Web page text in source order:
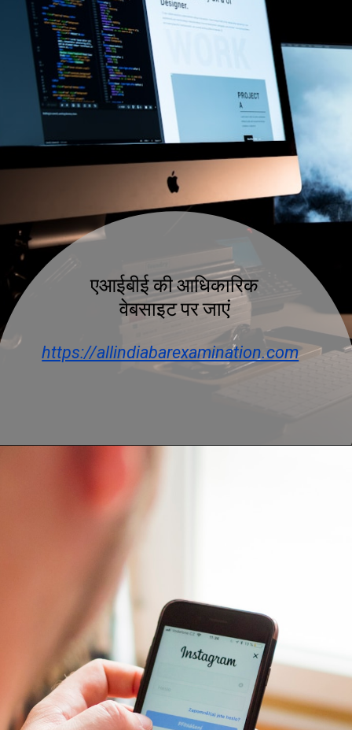
एआईबीई की आधिकारिक
वेबसाइट पर जाएं
https://allindiabarexamination.com